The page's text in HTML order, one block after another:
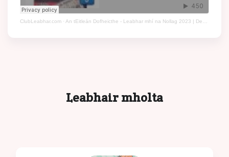
ClubLeabhar.com · An tEitleán Dofheicthe - Leabhar mhí na Nollag 2023 | December's Book of the Month 2023
Leabhair mholta